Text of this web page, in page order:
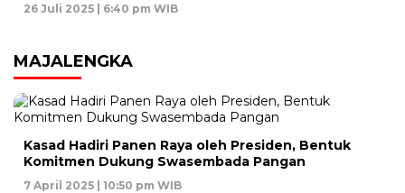
26 Juli 2025 | 6:40 pm WIB
MAJALENGKA
Kasad Hadiri Panen Raya oleh Presiden, Bentuk
Komitmen Dukung Swasembada Pangan
7 April 2025 | 10:50 pm WIB